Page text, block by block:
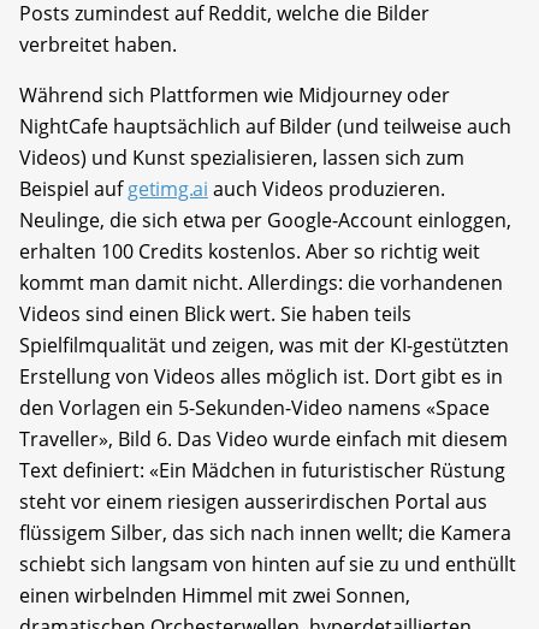
Posts zumindest auf Reddit, welche die Bilder
verbreitet haben.
Während sich Plattformen wie Midjourney oder
NightCafe hauptsächlich auf Bilder (und teilweise auch
Videos) und Kunst spezialisieren, lassen sich zum
Beispiel aufgetimg.ai auch Videos produzieren.
Neulinge, die sich etwa per Google-Account einloggen,
erhalten 100 Credits kostenlos. Aber so richtig weit
kommt man damit nicht. Allerdings: die vorhandenen
Videos sind einen Blick wert. Sie haben teils
Spielfilmqualität und zeigen, was mit der KI-gestützten
Erstellung von Videos alles möglich ist. Dort gibt es in
den Vorlagen ein 5-Sekunden-Video namens «Space
Traveller», Bild 6. Das Video wurde einfach mit diesem
Text definiert: «Ein Mädchen in futuristischer Rüstung
steht vor einem riesigen ausserirdischen Portal aus
flüssigem Silber, das sich nach innen wellt; die Kamera
schiebt sich langsam von hinten auf sie zu und enthüllt
einen wirbelnden Himmel mit zwei Sonnen,